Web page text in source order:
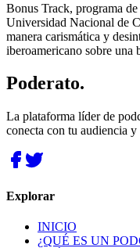
Bonus Track, programa
Universidad Nacional de
manera carismática y
iberoamericano sobre una
Poderato.
La plataforma líder de
conecta con tu audiencia
Explorar
INICIO
¿QUÉ ES UN